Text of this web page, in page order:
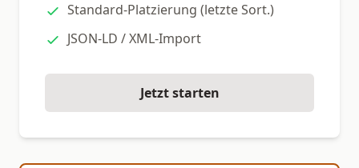
Standard-Platzierung (letzte Sort.)
JSON-LD / XML-Import
Jetzt starten